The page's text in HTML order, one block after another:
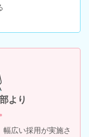
より
広い採用が実施さ